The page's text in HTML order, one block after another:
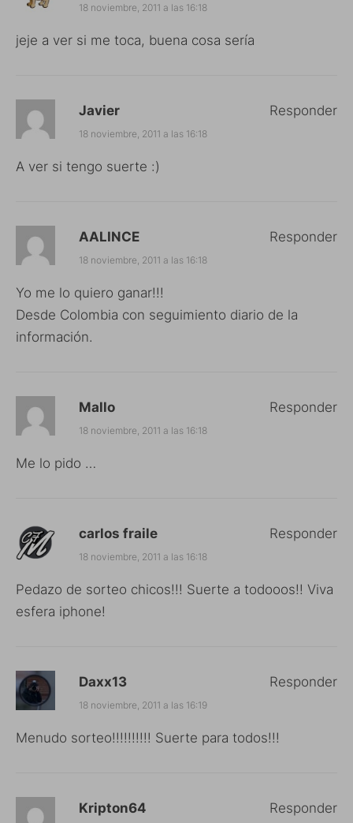
18 noviembre, 2011 a las 16:18
jeje a ver si me toca, buena cosa sería
Javier
18 noviembre, 2011 a las 16:18
A ver si tengo suerte :)
Responder
AALINCE
18 noviembre, 2011 a las 16:18
Yo me lo quiero ganar!!!
Desde Colombia con seguimiento diario de la
información.
Responder
Mallo
18 noviembre, 2011 a las 16:18
Me lo pido …
Responder
carlos fraile
18 noviembre, 2011 a las 16:18
Pedazo de sorteo chicos!!! Suerte a todooos!! Viva
esfera iphone!
Responder
Daxx13
18 noviembre, 2011 a las 16:19
Menudo sorteo!!!!!!!!!! Suerte para todos!!!
Responder
Kripton64 Responder